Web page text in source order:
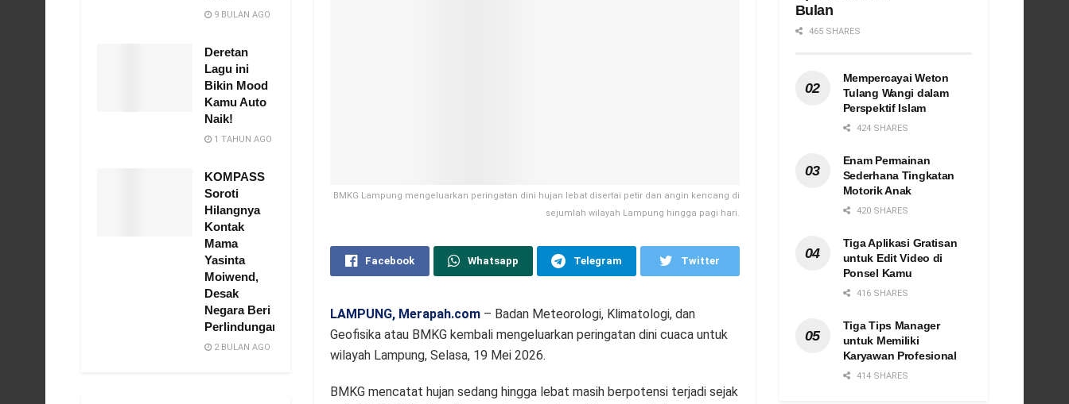
BMKG Lampung mengeluarkan peringatan dini hujan lebat disertai petir dan angin kencang di
sejumlah wilayah Lampung hingga pagi hari.
Facebook Whatsapp Telegram Twitter
LAMPUNG, Merapah.com– Badan Meteorologi, Klimatologi, dan
Geofisika atau BMKG kembali mengeluarkan peringatan dini cuaca untuk
wilayah Lampung, Selasa, 19 Mei 2026.
BMKG mencatat hujan sedang hingga lebat masih berpotensi terjadi sejak
9 BULAN AGO
Deretan
Lagu ini
Bikin Mood
Kamu Auto
Naik!
1 TAHUN AGO
KOMPASS
Soroti
Hilangnya
Kontak
Mama
Yasinta
Moiwend,
Desak
Negara Beri
Perlindungan
2 BULAN AGO
Bulan
465 SHARES
Mempercayai Weton
Tulang Wangi dalam
Perspektif Islam
424 SHARES
Enam Permainan
Sederhana Tingkatan
Motorik Anak
420 SHARES
Tiga Aplikasi Gratisan
untuk Edit Video di
Ponsel Kamu
416 SHARES
Tiga Tips Manager
untuk Memiliki
Karyawan Profesional
414 SHARES